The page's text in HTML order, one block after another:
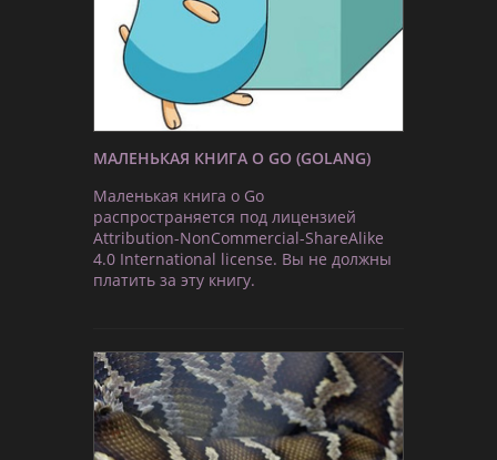
МАЛЕНЬКАЯ КНИГА О GO (GOLANG)
Маленькая книга о Go
распространяется под лицензией
Attribution-NonCommercial-ShareAlike
4.0 International license. Вы не должны
платить за эту книгу.